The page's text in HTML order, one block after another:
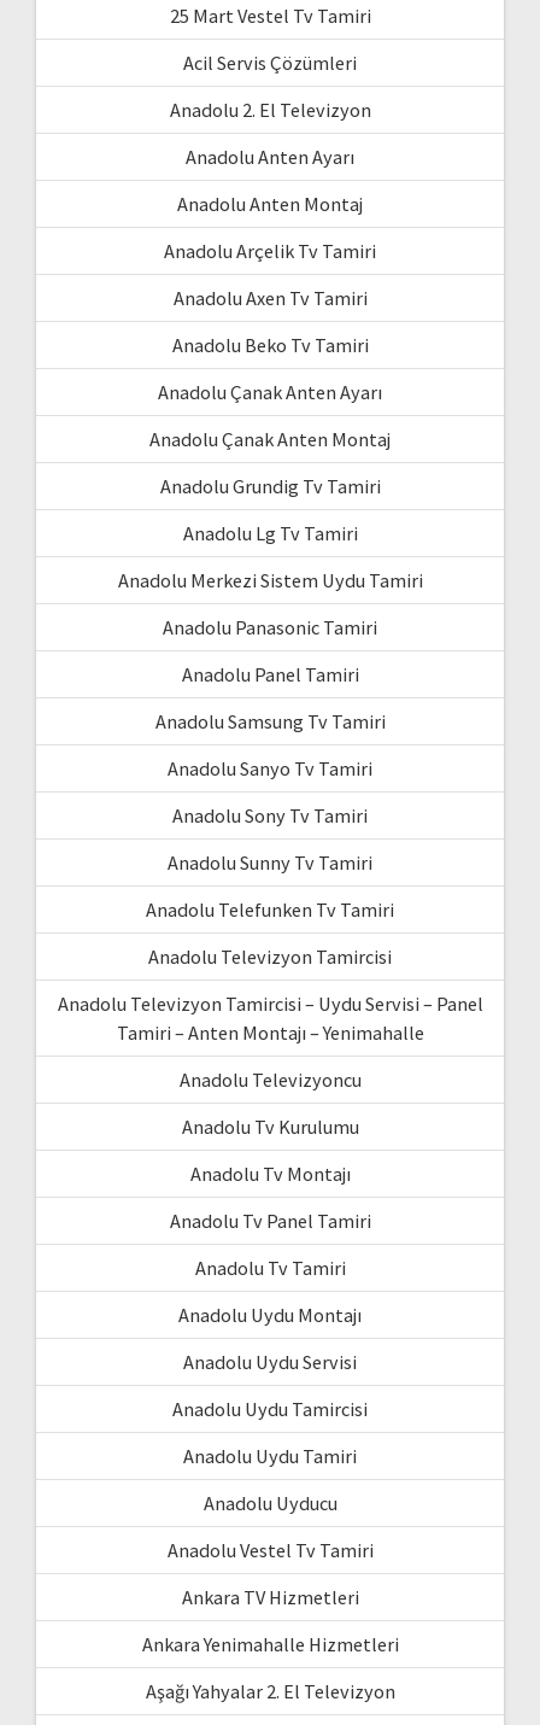
25 Mart Vestel Tv Tamiri
Acil Servis Çözümleri
Anadolu 2. El Televizyon
Anadolu Anten Ayarı
Anadolu Anten Montaj
Anadolu Arçelik Tv Tamiri
Anadolu Axen Tv Tamiri
Anadolu Beko Tv Tamiri
Anadolu Çanak Anten Ayarı
Anadolu Çanak Anten Montaj
Anadolu Grundig Tv Tamiri
Anadolu Lg Tv Tamiri
Anadolu Merkezi Sistem Uydu Tamiri
Anadolu Panasonic Tamiri
Anadolu Panel Tamiri
Anadolu Samsung Tv Tamiri
Anadolu Sanyo Tv Tamiri
Anadolu Sony Tv Tamiri
Anadolu Sunny Tv Tamiri
Anadolu Telefunken Tv Tamiri
Anadolu Televizyon Tamircisi
Anadolu Televizyon Tamircisi – Uydu Servisi – Panel
Tamiri – Anten Montajı – Yenimahalle
Anadolu Televizyoncu
Anadolu Tv Kurulumu
Anadolu Tv Montajı
Anadolu Tv Panel Tamiri
Anadolu Tv Tamiri
Anadolu Uydu Montajı
Anadolu Uydu Servisi
Anadolu Uydu Tamircisi
Anadolu Uydu Tamiri
Anadolu Uyducu
Anadolu Vestel Tv Tamiri
Ankara TV Hizmetleri
Ankara Yenimahalle Hizmetleri
Aşağı Yahyalar 2. El Televizyon